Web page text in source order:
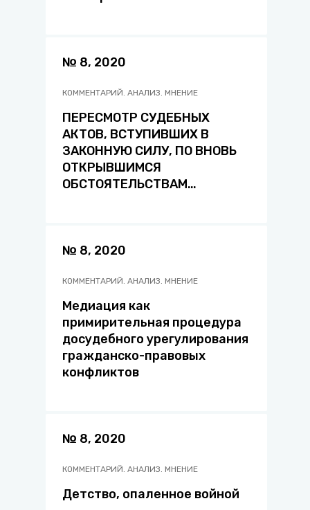
№ 8, 2020
КОММЕНТАРИЙ. АНАЛИЗ. МНЕНИЕ
ПЕРЕСМОТР СУДЕБНЫХ
АКТОВ, ВСТУПИВШИХ В
ЗАКОННУЮ СИЛУ, ПО ВНОВЬ
ОТКРЫВШИМСЯ
ОБСТОЯТЕЛЬСТВАМ
№ 8, 2020
КОММЕНТАРИЙ. АНАЛИЗ. МНЕНИЕ
Медиация как
примирительная процедура
досудебного урегулирования
гражданско-правовых
конфликтов
№ 8, 2020
КОММЕНТАРИЙ. АНАЛИЗ. МНЕНИЕ
Детство, опаленное войной